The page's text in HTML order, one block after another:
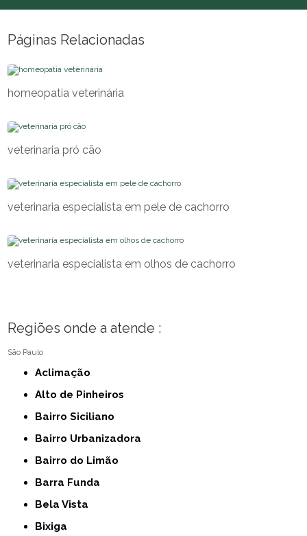
Páginas Relacionadas
homeopatia veterinária
veterinaria pró cão
veterinaria especialista em pele de cachorro
veterinaria especialista em olhos de cachorro
Regiões onde a atende :
São Paulo
Aclimação
Alto de Pinheiros
Bairro Siciliano
Bairro Urbanizadora
Bairro do Limão
Barra Funda
Bela Vista
Bixiga